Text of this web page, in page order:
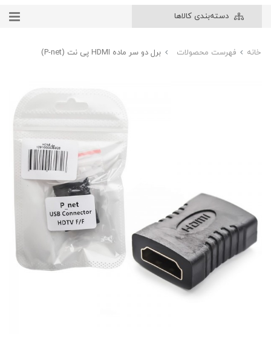
دسته‌بندی کالاها
خانه فهرست محصولات برل دو سر ماده HDMI پی نت (P-net)